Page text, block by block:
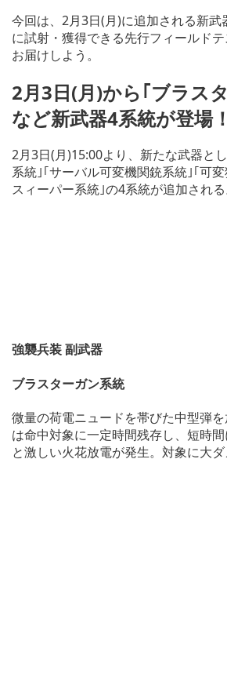
今回は、2月3日(月)に追加される新
に試射・獲得できる先行フィールド
お届けしよう。
2月3日(月)から｢ブラス
など新武器4系統が登場！
2月3日(月)15:00より、新たな武器と
系統｣｢サーバル可変機関銃系統｣｢可変
スィーパー系統｣の4系統が追加される
強襲兵装 副武器
ブラスターガン系統
微量の荷電ニュードを帯びた中型弾
は命中対象に一定時間残存し、短時
と激しい火花放電が発生。対象に大ダ